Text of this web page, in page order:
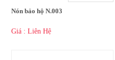
Nón bảo hộ N.003
Giá : Liên Hệ